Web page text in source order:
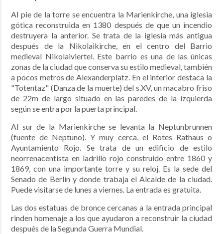
Al pie de la torre se encuentra la Marienkirche, una iglesia
gótica reconstruida en 1380 después de que un incendio
destruyera la anterior. Se trata de la iglesia más antigua
después de la Nikolaikirche, en el centro del Barrio
medieval Nikolaiviertel. Este barrio es una de las únicas
zonas de la ciudad que conserva su estilo medieval, también
a pocos metros de Alexanderplatz. En el interior destaca la
"Totentaz" (Danza de la muerte) del s.XV, un macabro friso
de 22m de largo situado en las paredes de la izquierda
según se entra por la puerta principal.
Al sur de la Marienkirche se levanta la Neptunbrunnen
(fuente de Neptuno). Y muy cerca, el Rotes Rathaus o
Ayuntamiento Rojo. Se trata de un edificio de estilo
neorrenacentista en ladrillo rojo construido entre 1860 y
1869, con una importante torre y su reloj. Es la sede del
Senado de Berlín y donde trabaja el Alcalde de la ciudad.
Puede visitarse de lunes a viernes. La entrada es gratuita.
Las dos estatuas de bronce cercanas a la entrada principal
rinden homenaje a los que ayudaron a reconstruir la ciudad
después de la Segunda Guerra Mundial.